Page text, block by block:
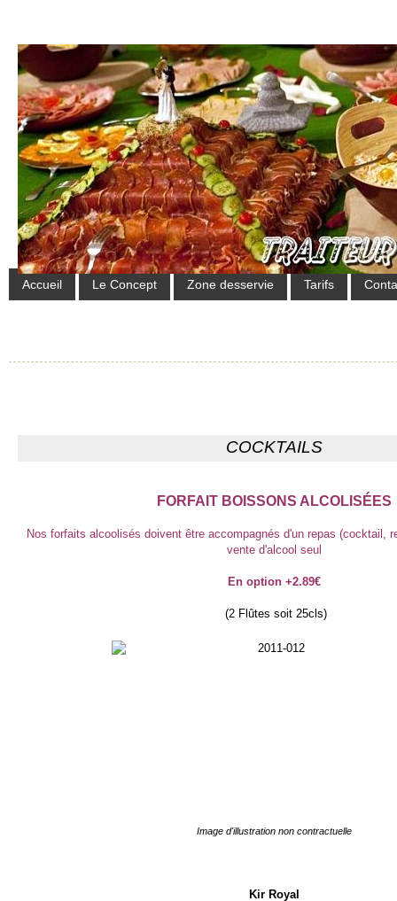
Accueil Le Concept Zone desservie Tarifs
COCKTAILS
FORFAIT BOISSONS ALCOLISÉES
Nos forfaits alcoolisés doivent être accompagnés d'un repas (cocktail,
vente d'alcool seul
En option +2.89€
(2 Flûtes soit 25cls)
Image d'illustration non contractuelle
Kir Royal